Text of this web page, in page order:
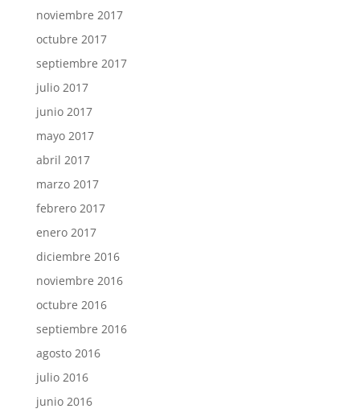
noviembre 2017
octubre 2017
septiembre 2017
julio 2017
junio 2017
mayo 2017
abril 2017
marzo 2017
febrero 2017
enero 2017
diciembre 2016
noviembre 2016
octubre 2016
septiembre 2016
agosto 2016
julio 2016
junio 2016